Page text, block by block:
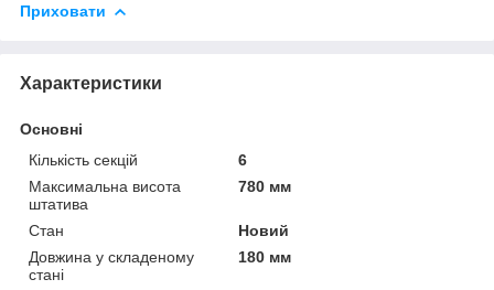
Приховати
Характеристики
Основні
Кількість секцій
6
Максимальна висота
штатива
780 мм
Стан
Новий
Довжина у складеному
стані
180 мм